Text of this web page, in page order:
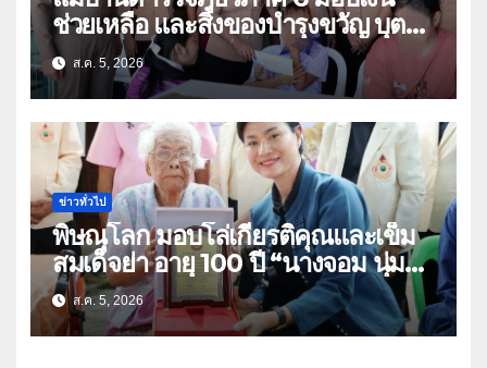
ช่วยเหลือ และสิ่งของบำรุงขวัญ บุตร-
ธิดา ข้าราชการตำรวจจังหวัด
อุทัยธานี
ส.ค. 5, 2026
ข่าวทั่วไป
พิษณุโลก มอบโล่เกียรติคุณและเข็ม
สมเด็จย่า อายุ 100 ปี “นางจอม นุ่ม
เนตร” ตำบลบ้านกร่าง อำเภอเมือง
ส.ค. 5, 2026